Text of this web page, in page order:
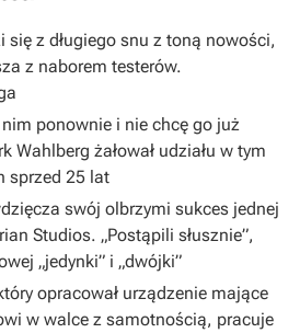
się z długiego snu z toną nowości,
z naborem testerów.
nim ponownie i nie chcę go już
Wahlberg żałował udziału w tym
sprzed 25 lat
swój olbrzymi sukces jednej
Studios. „Postąpili słusznie”,
„jedynki” i „dwójki”
opracował urządzenie mające
w walce z samotnością, pracuje